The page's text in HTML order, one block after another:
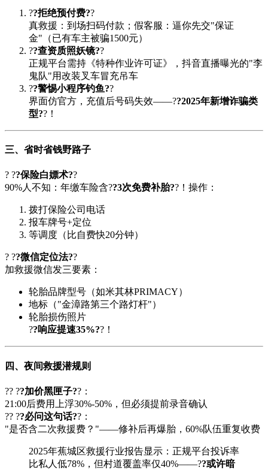
??拒绝预付费??
真救援：到场扫码付款；假客服：逼你先交"保证
金"（已有车主被骗1500元）
??查资质照妖镜??
正规平台需持《特种作业许可证》，抖音直播曝光的"李
鬼队"用改装叉车冒充吊车
??警惕小程序钓鱼??
界面仿官方，充值后号码失效——??2025年新增诈骗类
型??！
三、省时省钱野路子
? ??保险白嫖术??
90%人不知：年缴车险含??3次免费补胎??！操作：
拨打保险公司电话
报车牌号+定位
等调度（比自费快20分钟）
? ??微信定位法??
加救援微信发三要素：
轮胎品牌型号（如米其林PRIMACY）
地标（"金漳路第三个路灯杆"）
轮胎损伤照片
??响应提速35%??！
四、夜间救援潜规则
?? ??加价黑匣子??：
21:00后费用上浮30%-50%，但必须提前录音确认
?? ??必问这句话??：
"是否含二次救援费？"——修补后再爆胎，60%队伍重复收费
2025年蕉城区救援行业报告显示：正规平台投诉率
比私人低78%，但村道覆盖率仅40%——??或许暗